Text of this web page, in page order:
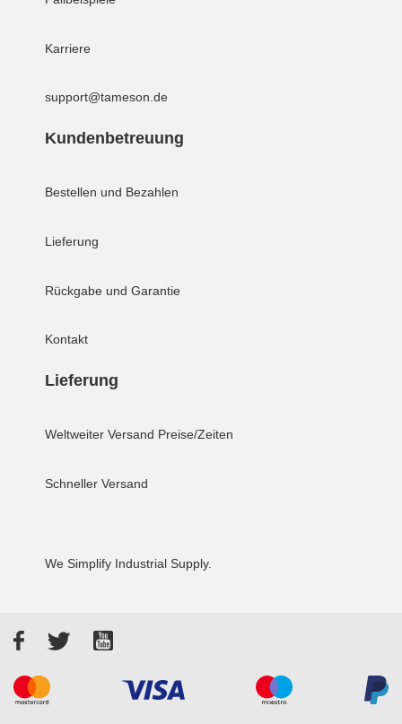
Karriere
support@tameson.de
Kundenbetreuung
Bestellen und Bezahlen
Lieferung
Rückgabe und Garantie
Kontakt
Lieferung
Weltweiter Versand Preise/Zeiten
Schneller Versand
We Simplify Industrial Supply.
FacebookTwitterYouTube